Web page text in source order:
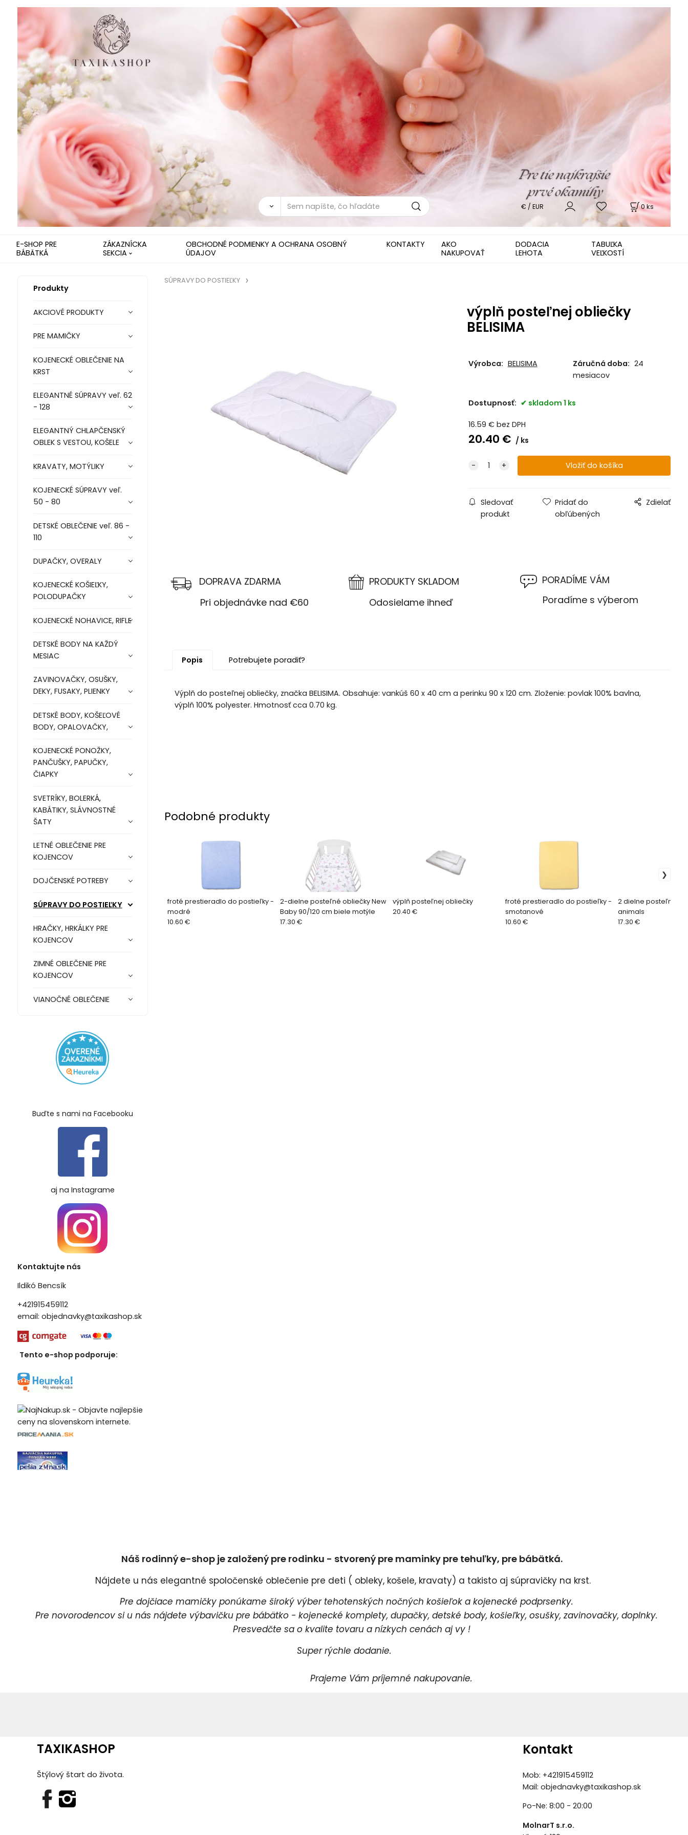
0ks
€ / EUR
E-SHOP PRE
BÁBÄTKÁ
ZÁKAZNÍCKA
SEKCIA
OBCHODNÉ PODMIENKY A OCHRANA OSOBNÝ
ÚDAJOV
KONTAKTY
AKO
NAKUPOVAŤ
DODACIA
LEHOTA
TABUĽKA
VEĽKOSTÍ
Produkty
AKCIOVÉ PRODUKTY
PRE MAMIČKY
KOJENECKÉ OBLEČENIE NA
KRST
ELEGANTNÉ SÚPRAVY veľ. 62
- 128
ELEGANTNÝ CHLAPČENSKÝ
OBLEK S VESTOU, KOŠELE
KRAVATY, MOTÝLIKY
KOJENECKÉ SÚPRAVY veľ.
50 - 80
DETSKÉ OBLEČENIE veľ. 86 -
110
DUPAČKY, OVERALY
KOJENECKÉ KOŠIEĽKY,
POLODUPAČKY
KOJENECKÉ NOHAVICE, RIFLE
DETSKÉ BODY NA KAŽDÝ
MESIAC
ZAVINOVAČKY, OSUŠKY,
DEKY, FUSAKY, PLIENKY
DETSKÉ BODY, KOŠEĽOVÉ
BODY, OPALOVAČKY,
KOJENECKÉ PONOŽKY,
PANČUŠKY, PAPUČKY,
ČIAPKY
SVETRÍKY, BOLERKÁ,
KABÁTIKY, SLÁVNOSTNÉ
ŠATY
LETNÉ OBLEČENIE PRE
KOJENCOV
DOJČENSKÉ POTREBY
SÚPRAVY DO POSTIEĽKY
HRAČKY, HRKÁLKY PRE
KOJENCOV
ZIMNÉ OBLEČENIE PRE
KOJENCOV
VIANOČNÉ OBLEČENIE
Buďte s nami na Facebooku
aj na Instagrame
Kontaktujte nás
Ildikó Bencsík
+421915459112
email: objednavky@taxikashop.sk
Tento e-shop podporuje:
SÚPRAVY DO POSTIEĽKY
výplň posteľnej obliečky
BELISIMA
Výrobca: BELISIMA Záručná doba: 24
mesiacov
Dostupnosť: skladom 1 ks
16.59 € bez DPH
20.40 € ks
Sledovať
produkt
Pridať do
obľúbených
Zdielať
DOPRAVA ZDARMA
Pri objednávke nad €60
PRODUKTY SKLADOM
Odosielame ihneď
PORADÍME VÁM
Poradíme s výberom
Popis Potrebujete poradiť?
Výplň do posteľnej obliečky, značka BELISIMA. Obsahuje: vankúš 60 x 40 cm a perinku 90 x 120 cm. Zloženie: povlak 100% bavlna,
výplň 100% polyester. Hmotnosť cca 0.70 kg.
Podobné produkty
froté prestieradlo do postieľky -
modré
10.60 €
2-dielne posteľné obliečky New
Baby 90/120 cm biele motýle
17.30 €
výplň posteľnej obliečky
20.40 €
froté prestieradlo do postieľky -
smotanové
10.60 €
2 dielne posteľné
animals
17.30 €
Náš rodinný e-shop je založený pre rodinku - stvorený pre maminky pre tehuľky, pre bábätká.
Nájdete u nás elegantné spoločenské oblečenie pre deti ( obleky, košele, kravaty) a takisto aj súpravičky na krst.
Pre dojčiace mamičky ponúkame široký výber tehotenských nočných košieľok a kojenecké podprsenky.
Pre novorodencov si u nás nájdete výbavičku pre bábätko - kojenecké komplety, dupačky, detské body, košieľky, osušky, zavinovačky, doplnky.
Presvedčte sa o kvalite tovaru a nízkych cenách aj vy !
Super rýchle dodanie.
Prajeme Vám príjemné nakupovanie.
TAXIKASHOP
Štýlový štart do života.
Kontakt
Mob: +421915459112
Mail:objednavky@taxikashop.sk
Po-Ne: 8:00 - 20:00
MolnarT s.r.o.